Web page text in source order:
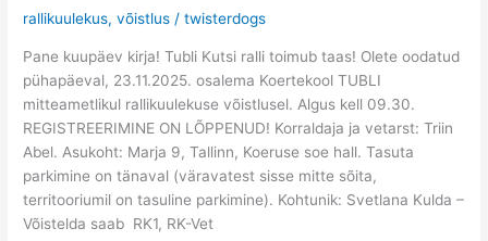
rallikuulekus,võistlus /twisterdogs
Pane kuupäev kirja! Tubli Kutsi ralli toimub taas! Olete oodatud
pühapäeval, 23.11.2025. osalema Koertekool TUBLI
mitteametlikul rallikuulekuse võistlusel. Algus kell 09.30.
REGISTREERIMINE ON LÕPPENUD! Korraldaja ja vetarst: Triin
Abel. Asukoht: Marja 9, Tallinn, Koeruse soe hall. Tasuta
parkimine on tänaval (väravatest sisse mitte sõita,
territooriumil on tasuline parkimine). Kohtunik: Svetlana Kulda –
Võistelda saab RK1, RK-Vet
23.11.2025.
Tulemused